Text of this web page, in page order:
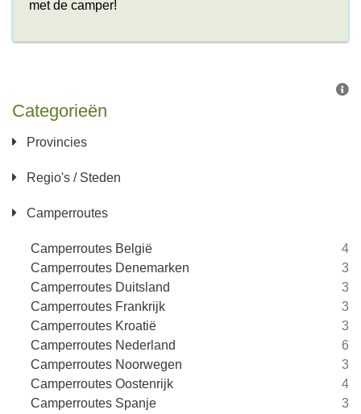
Categorieën
Provincies
Regio's / Steden
Camperroutes
Camperroutes België
4
Camperroutes Denemarken
3
Camperroutes Duitsland
3
Camperroutes Frankrijk
3
Camperroutes Kroatië
3
Camperroutes Nederland
6
Camperroutes Noorwegen
3
Camperroutes Oostenrijk
4
Camperroutes Spanje
3
met de camper!